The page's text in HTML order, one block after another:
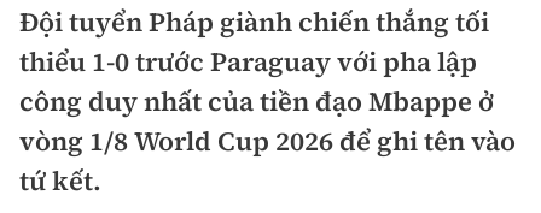
Chính trị
Xã hội
Chuyện dọc đường
Cải chính
Xây dựng
Chỉ đạo điều hành
Quy hoạch kiến trúc
Giao thông
Quản lý
Kinh tế
Đội tuyển Pháp giành chiến thắng tối
thiểu 1-0 trước Paraguay với pha lập
công duy nhất của tiền đạo Mbappe ở
vòng 1/8 World Cup 2026 để ghi tên vào
tứ kết.